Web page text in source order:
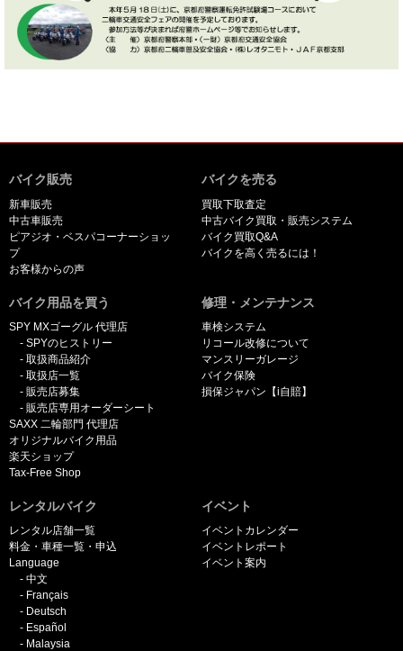
バイク販売
新車販売
中古車販売
ピアジオ・ベスパコーナーショッ
プ
お客様からの声
バイクを売る
買取下取査定
中古バイク買取・販売システム
バイク買取Q&A
バイクを高く売るには！
バイク用品を買う
SPY MXゴーグル 代理店
SPYのヒストリー
取扱商品紹介
取扱店一覧
販売店募集
販売店専用オーダーシート
SAXX 二輪部門 代理店
オリジナルバイク用品
楽天ショップ
Tax-Free Shop
修理・メンテナンス
車検システム
リコール改修について
マンスリーガレージ
バイク保険
損保ジャパン【i自賠】
レンタルバイク
レンタル店舗一覧
料金・車種一覧・申込
Language
中文
Français
Deutsch
Español
Malaysia
イベント
イベントカレンダー
イベントレポート
イベント案内